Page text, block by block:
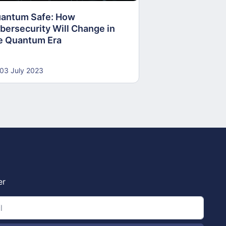
Safe: How
Will Change in
Quantum Era
03 July 2023